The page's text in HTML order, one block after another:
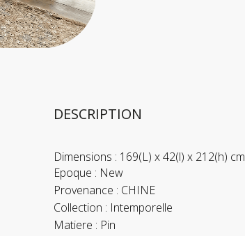
DESCRIPTION
Dimensions : 169(L) x 42(l) x 212(h) cm
Epoque : New
Provenance : CHINE
Collection : Intemporelle
Matiere : Pin